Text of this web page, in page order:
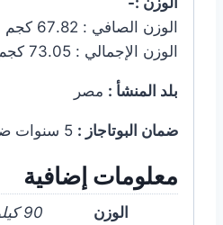
الوزن الصافي : 67.82 كجم
الوزن الإجمالي : 73.05 كجم
بلد المنشأ : مصر
ضمان البوتاجاز :
معلومات إضافية
الوزن 90 كيلوجرام